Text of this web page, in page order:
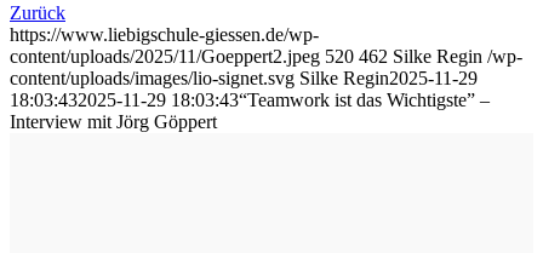
Zurück
https://www.liebigschule-giessen.de/wp-
content/uploads/2025/11/Goeppert2.jpeg 520 462 Silke Regin /wp-
content/uploads/images/lio-signet.svg Silke Regin2025-11-29
18:03:432025-11-29 18:03:43“Teamwork ist das Wichtigste” –
Interview mit Jörg Göppert